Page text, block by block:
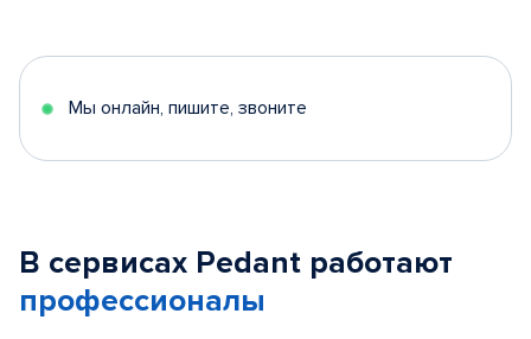
Мы онлайн, пишите, звоните
В сервисах Pedant работают
профессионалы